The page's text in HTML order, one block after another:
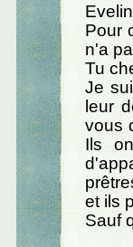
Pour
n'a
Tu
Je
leur
vous
Ils
et ils
Sauf